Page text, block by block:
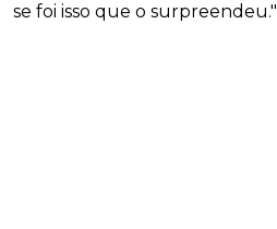
se foi isso que o surpreendeu."